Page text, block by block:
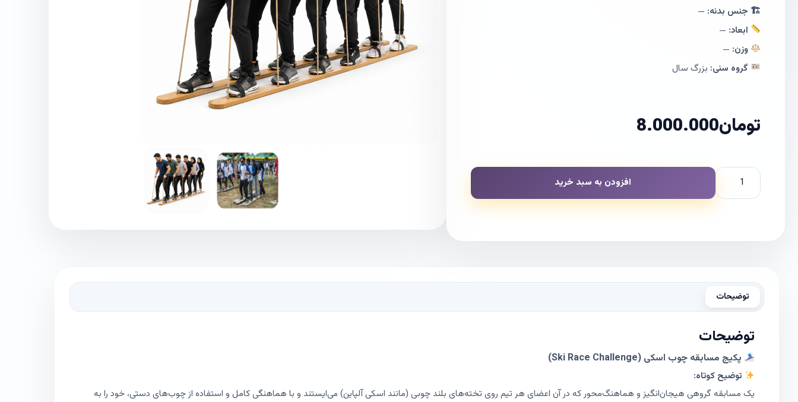
🏗 جنس بدنه: —
ابعاد: —
وزن: —
گروه سنی: بزرگ سال
تومان8.000.000
افزودن به سبد خرید
توضیحات
توضیحات
پکیج مسابقه چوب اسکی (Ski Race Challenge)
توضیح کوتاه:
یک مسابقه گروهی هیجان‌انگیز و هماهنگ‌محور که در آن اعضای هر تیم روی تخته‌های بلند چوبی (مانند اسکی آلپاین) می‌ایستند و با هماهنگی کامل و استفاده از چوب‌های دستی، خود را به